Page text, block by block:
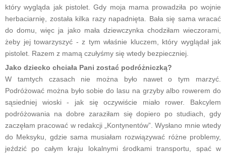
który wygląda jak pistolet. Gdy moja mama prowadziła po wojnie
herbaciarnię, została kilka razy napadnięta. Bała się sama wracać
do domu, więc ja jako mała dziewczynka chodziłam wieczorami,
żeby jej towarzyszyć - z tym właśnie kluczem, który wyglądał jak
pistolet. Razem z mamą czułyśmy się wtedy bezpieczniej.
Jako dziecko chciała Pani zostać podróżniczką?
W tamtych czasach nie można było nawet o tym marzyć.
Podróżować można było sobie do lasu na grzyby albo rowerem do
sąsiedniej wioski - jak się oczywiście miało rower. Bakcylem
podróżowania na dobre zaraziłam się dopiero po studiach, gdy
zaczęłam pracować w redakcji „Kontynentów”. Wysłano mnie wtedy
do Meksyku, gdzie sama musiałam rozwiązywać różne problemy,
jeździć po całym kraju lokalnymi środkami transportu, spać w